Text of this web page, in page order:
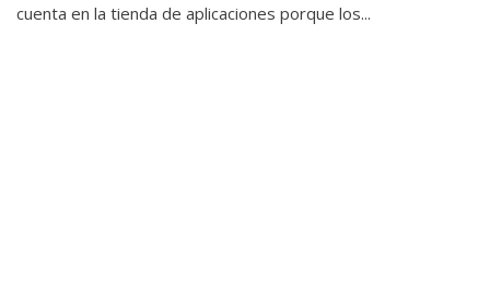
/
cuenta en la tienda de aplicaciones porque los...